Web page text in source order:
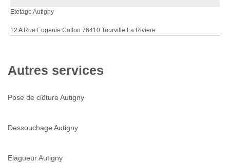
Etetage Autigny
12 A Rue Eugenie Cotton 76410 Tourville La Riviere
Autres services
Pose de clôture Autigny
Dessouchage Autigny
Elagueur Autigny